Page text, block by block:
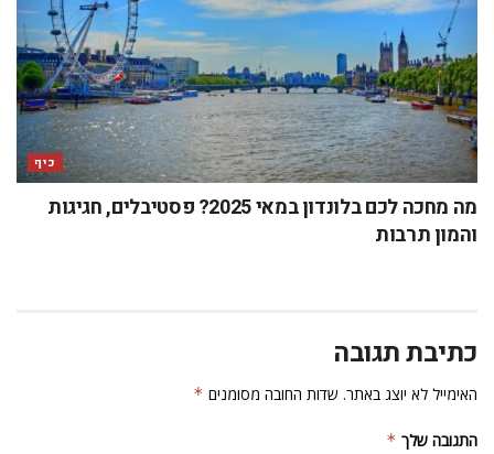
כיף
מה מחכה לכם בלונדון במאי 2025? פסטיבלים, חגיגות
והמון תרבות
כתיבת תגובה
האימייל לא יוצג באתר. שדות החובה מסומנים *
התגובה שלך *